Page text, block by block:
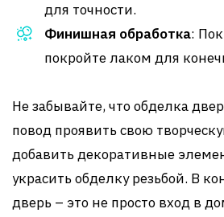
для точности.
Финишная обработка:
покройте лаком для
Не забывайте, что обделка
повод проявить свою
добавить декоративные
украсить обделку резьбой. В
дверь – это не просто вход в